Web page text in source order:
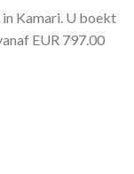
in Kamari. U boekt
EUR 797.00